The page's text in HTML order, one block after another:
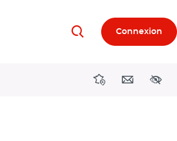
RechercherConnexion
DirectionsContact